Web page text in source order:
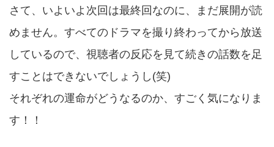
さて、いよいよ次回は最終回なのに、まだ展開が読
めません。すべてのドラマを撮り終わってから放送
しているので、視聴者の反応を見て続きの話数を足
すことはできないでしょうし(笑)
それぞれの運命がどうなるのか、すごく気になりま
す！！